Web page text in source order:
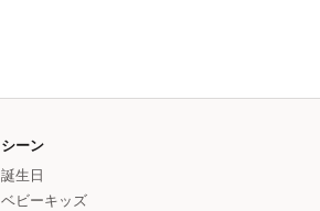
シーン
誕生日
ベビーキッズ